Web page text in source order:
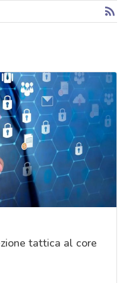
tattica al core